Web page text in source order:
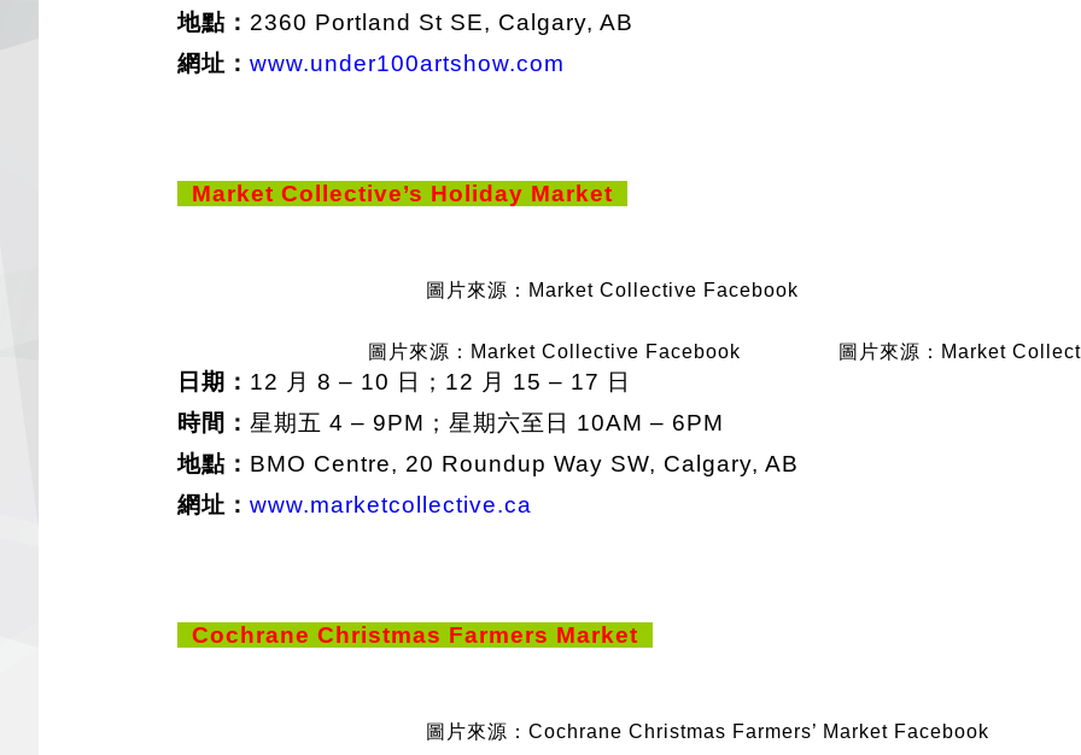
地點： 2360 Portland St SE, Calgary, AB
網址： www.under100artshow.com
Market Collective’s Holiday Market
圖片來源：Market Collective Facebook
圖片來源：Market Collective Facebook 圖片來源：Market
日期： 12 月 8 – 10 日；12 月 15 – 17 日
時間： 星期五 4 – 9PM；星期六至日 10AM – 6PM
地點： BMO Centre, 20 Roundup Way SW, Calgary, AB
網址： www.marketcollective.ca
Cochrane Christmas Farmers Market
圖片來源：Cochrane Christmas Farmers’ Market Facebook